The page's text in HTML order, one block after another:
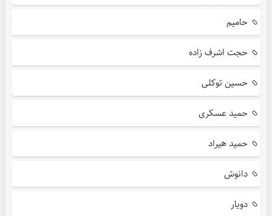
حامیم
حجت اشرف زاده
حسین توکلی
حمید عسکری
حمید هیراد
دانوش
دویار